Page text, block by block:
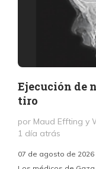
Ejecución de
tiro
por Maud Effting y
1 día atrás
07 de agosto de 2026